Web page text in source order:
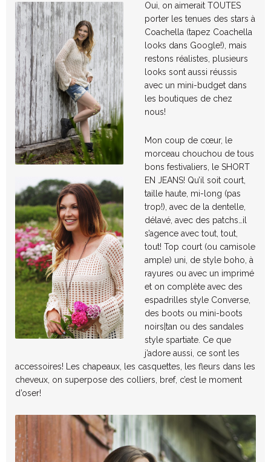
Oui, on aimerait TOUTES
porter les tenues des stars à
Coachella (tapez Coachella
looks dans Google!), mais
restons réalistes, plusieurs
looks sont aussi réussis
avec un mini-budget dans
les boutiques de chez
nous!
Mon coup de cœur, le
morceau chouchou de tous
bons festivaliers, le SHORT
EN JEANS! Qu’il soit court,
taille haute, mi-long (pas
trop!), avec de la dentelle,
délavé, avec des patchs…il
s’agence avec tout, tout,
tout! Top court (ou camisole
ample) uni, de style boho, à
rayures ou avec un imprimé
et on complète avec des
espadrilles style Converse,
des boots ou mini-boots
noirs|tan ou des sandales
style spartiate. Ce que
j’adore aussi, ce sont les
accessoires! Les chapeaux, les casquettes, les fleurs dans les
cheveux, on superpose des colliers, bref, c’est le moment
d’oser!